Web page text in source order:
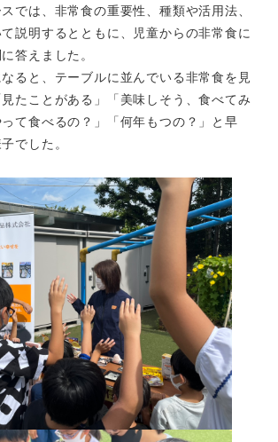
では、非常食の重要性、種類や活用法、
説明するとともに、児童からの非常 食に
答えました。
ると、テーブルに並んでいる非常食を見
たことがある」「美味しそう、食べてみ
て食べるの？」「何年もつの？」と早
でした。